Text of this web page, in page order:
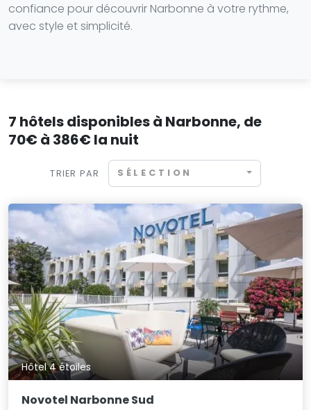
confiance pour découvrir Narbonne à votre rythme,
avec style et simplicité.
7 hôtels disponibles à Narbonne, de
70€ à 386€ la nuit
TRIER PAR SÉLECTION
Hôtel 4 étoiles
Novotel Narbonne Sud